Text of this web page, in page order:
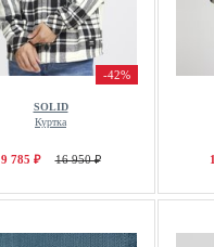
-42%
SOLID
Куртка
9 785 ₽ 16 950 ₽